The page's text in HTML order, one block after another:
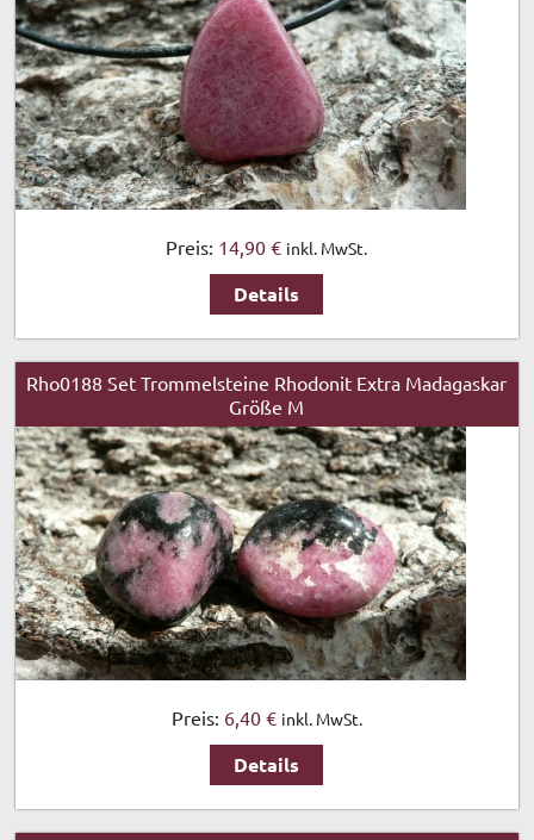
Preis: 14,90 € inkl. MwSt.
Details
Rho0188 Set Trommelsteine Rhodonit Extra Madagaskar
Größe M
Preis: 6,40 € inkl. MwSt.
Details